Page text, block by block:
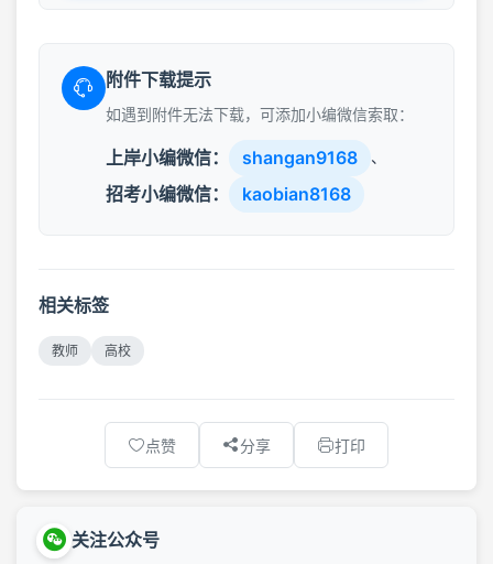
附件下载提示
如遇到附件无法下载，可添加小编微信索取：
上岸小编微信： shangan9168 、
招考小编微信： kaobian8168
相关标签
教师 高校
点赞 分享 打印
关注公众号